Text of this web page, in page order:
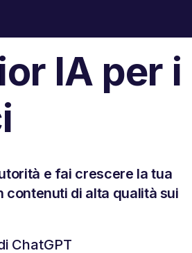
IA per i
e fai crescere la tua
contenuti di alta qualità sui
ChatGPT